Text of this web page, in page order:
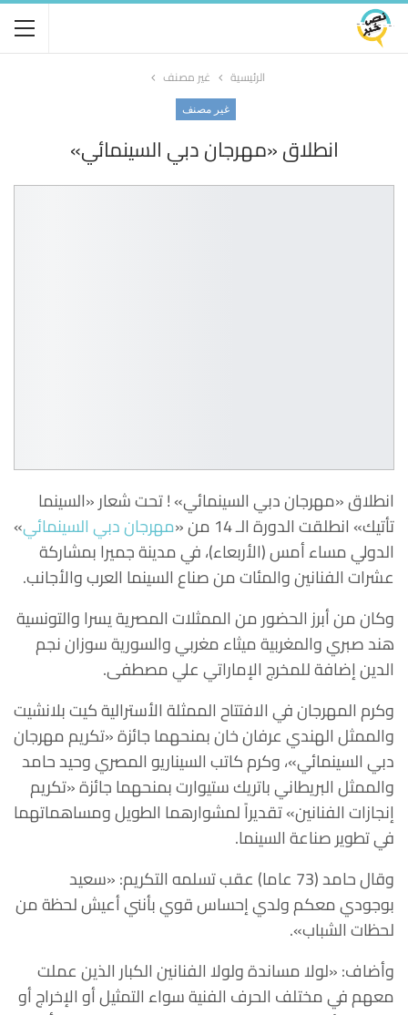
الرئيسية غير مصنف
غير مصنف
انطلاق «مهرجان دبي السينمائي»
انطلاق «مهرجان دبي السينمائي» ! تحت شعار «السينما
تأتيك» انطلقت الدورة الـ 14 من «
مهرجان دبي السينمائي»
الدولي مساء أمس (الأربعاء)، في مدينة جميرا بمشاركة
عشرات الفنانين والمئات من صناع السينما العرب والأجانب.
وكان من أبرز الحضور من الممثلات المصرية يسرا والتونسية
هند صبري والمغربية ميثاء مغربي والسورية سوزان نجم
الدين إضافة للمخرج الإماراتي علي مصطفى.
وكرم المهرجان في الافتتاح الممثلة الأسترالية كيت بلانشيت
والممثل الهندي عرفان خان بمنحهما جائزة «تكريم مهرجان
دبي السينمائي»، وكرم كاتب السيناريو المصري وحيد حامد
والممثل البريطاني باتريك ستيوارت بمنحهما جائزة «تكريم
إنجازات الفنانين» تقديراً لمشوارهما الطويل ومساهماتهما
في تطوير صناعة السينما.
وقال حامد (73 عاما) عقب تسلمه التكريم: «سعيد
بوجودي معكم ولدي إحساس قوي بأنني أعيش لحظة من
لحظات الشباب».
وأضاف: «لولا مساندة ولولا الفنانين الكبار الذين عملت
معهم في مختلف الحرف الفنية سواء التمثيل أو الإخراج أو